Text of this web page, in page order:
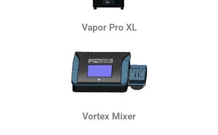
Vapor Pro XL
Vortex Mixer